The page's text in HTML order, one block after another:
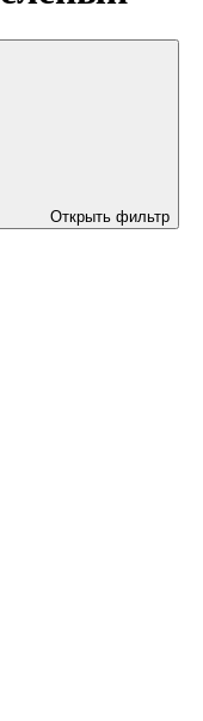
Открыть фильтр